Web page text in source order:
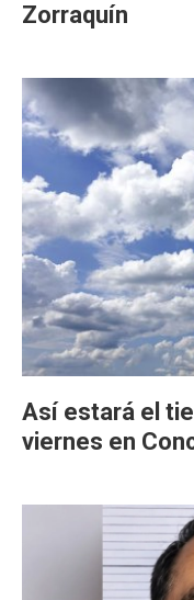
Zorraquín
Así estará el
viernes en